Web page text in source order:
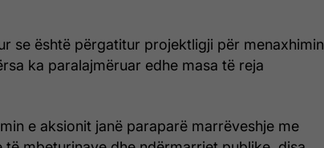
se është përgatitur projektligji për menaxhimin
ka paralajmëruar edhe masa të reja
e aksionit janë paraparë marrëveshje me